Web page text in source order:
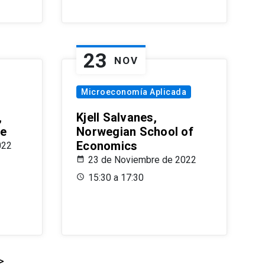
23 NOV
Microeconomía Aplicada
Kjell Salvanes,
Norwegian School of
Economics
23 de Noviembre de 2022
15:30 a 17:30